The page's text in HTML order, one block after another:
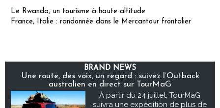
Le Rwanda, un tourisme à haute altitude
France, Italie : randonnée dans le Mercantour frontalier
BRAND NEWS
Une route, des voix, un regard : suivez l’Outback
australien en direct sur TourMaG
À partir du 24 juillet, TourMaG
suivra une expédition de plus de